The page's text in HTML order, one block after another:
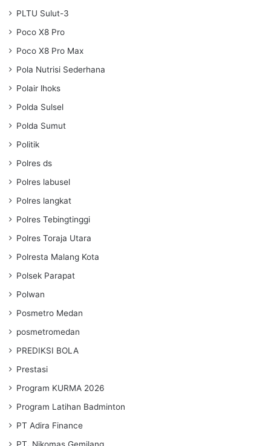
PLTU Sulut-3
Poco X8 Pro
Poco X8 Pro Max
Pola Nutrisi Sederhana
Polair lhoks
Polda Sulsel
Polda Sumut
Politik
Polres ds
Polres labusel
Polres langkat
Polres Tebingtinggi
Polres Toraja Utara
Polresta Malang Kota
Polsek Parapat
Polwan
Posmetro Medan
posmetromedan
PREDIKSI BOLA
Prestasi
Program KURMA 2026
Program Latihan Badminton
PT Adira Finance
PT. Nikomas Gemilang